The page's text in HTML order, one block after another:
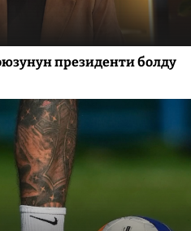
президенти болду